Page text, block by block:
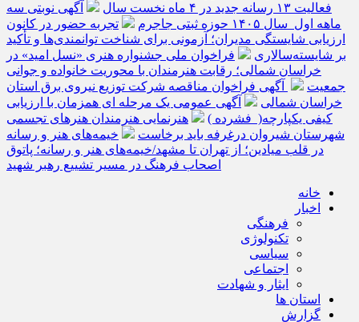
فعالیت ۱۳ رسانه جدید در ۴ ماه نخست سال
آگهی نوبتی سه
ماهه اول سال ۱۴۰۵ حوزه ثبتی جاجرم
تجربه حضور در کانون
ارزیابی شایستگی مدیران؛ آزمونی برای شناخت توانمندی‌ها و تأکید
بر شایسته‌سالاری
فراخوان ملی جشنواره هنری «نسل امید» در
خراسان شمالی؛ رقابت هنرمندان با محوریت خانواده و جوانی
جمعیت
آگهی فراخوان مناقصه شرکت توزیع نیروی برق استان
خراسان شمالی
آگهی عمومی یک مرحله ای همزمان با ارزیابی
کیفی یکپارچه( فشرده )
هنرنمایی هنرمندان هنرهای تجسمی
شهرستان شیروان درغرفه باید برخاست
خیمه‌های هنر و رسانه
در قلب میادین؛ از تهران تا مشهد/خیمه‌های هنر و رسانه؛ پاتوق
اصحاب فرهنگ در مسیر تشییع رهبر شهید
خانه
اخبار
فرهنگی
تکنولوژی
سیاسی
اجتماعی
ایثار و شهادت
استان ها
گزارش